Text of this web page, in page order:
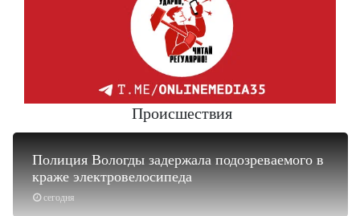
Происшествия
сегодня
Полиция Вологды задержала подозреваемого в
краже электровелосипеда